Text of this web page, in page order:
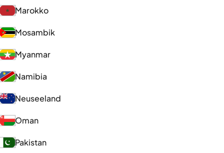
Marokko
Mosambik
Myanmar
Namibia
Neuseeland
Oman
Pakistan